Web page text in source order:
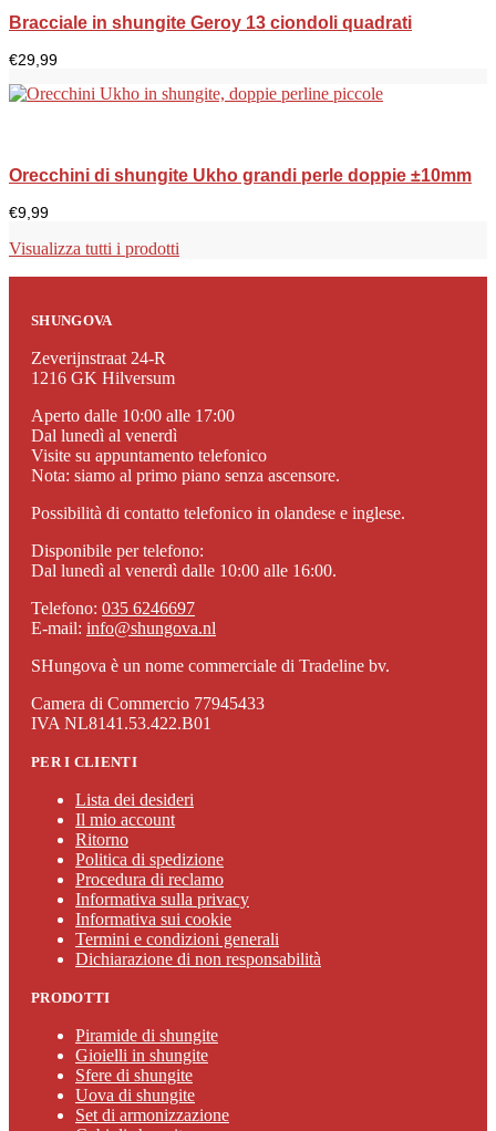
Bracciale in shungite Geroy 13 ciondoli quadrati
€29,99
Orecchini di shungite Ukho grandi perle doppie ±10mm
€9,99
Visualizza tutti i prodotti
SHUNGOVA
Zeverijnstraat 24-R
1216 GK Hilversum
Aperto dalle 10:00 alle 17:00
Dal lunedì al venerdì
Visite su appuntamento telefonico
Nota: siamo al primo piano senza ascensore.
Possibilità di contatto telefonico in olandese e inglese.
Disponibile per telefono:
Dal lunedì al venerdì dalle 10:00 alle 16:00.
Telefono: 035 6246697
E-mail: info@shungova.nl
SHungova è un nome commerciale di Tradeline bv.
Camera di Commercio 77945433
IVA NL8141.53.422.B01
PER I CLIENTI
Lista dei desideri
Il mio account
Ritorno
Politica di spedizione
Procedura di reclamo
Informativa sulla privacy
Informativa sui cookie
Termini e condizioni generali
Dichiarazione di non responsabilità
PRODOTTI
Piramide di shungite
Gioielli in shungite
Sfere di shungite
Uova di shungite
Set di armonizzazione